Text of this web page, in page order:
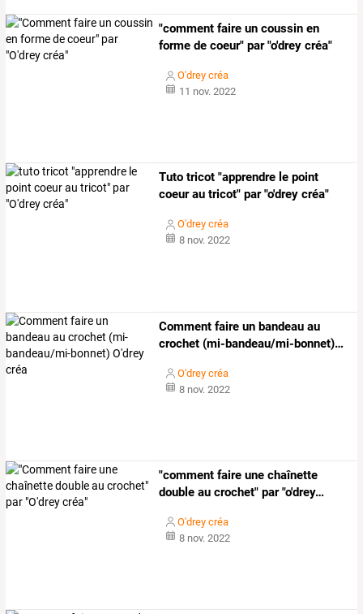
"comment faire un coussin en
forme de coeur" par "o'drey créa"
O'drey créa
11 nov. 2022
Tuto tricot "apprendre le point
coeur au tricot" par "o'drey créa"
O'drey créa
8 nov. 2022
Comment faire un bandeau au
crochet (mi-bandeau/mi-bonnet)…
O'drey créa
8 nov. 2022
"comment faire une chaînette
double au crochet" par"o'drey…
O'drey créa
8 nov. 2022